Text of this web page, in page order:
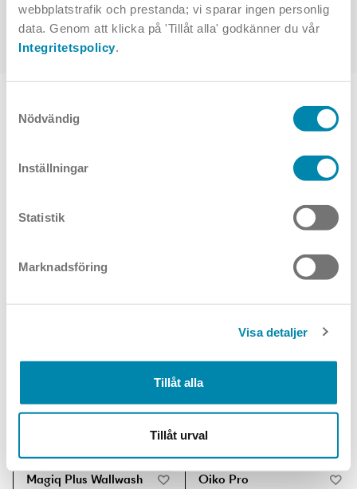
webbplatstrafik och prestanda; vi sparar ingen personlig
data. Genom att klicka på 'Tillåt alla' godkänner du vår
Integritetspolicy.
Nödvändig
Inställningar
Statistik
Marknadsföring
Visa detaljer
Tillåt alla
Tillåt urval
Utanpåliggande
Wallwash Infälld
Magiq Plus Wallwash Oiko Pro